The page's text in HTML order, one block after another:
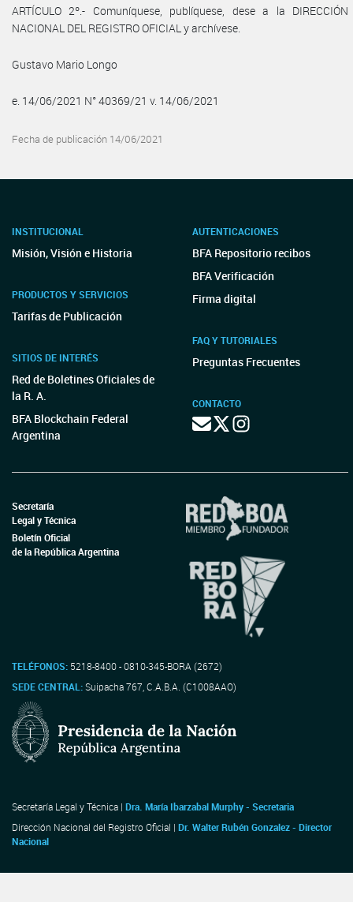
ARTÍCULO 2º.- Comuníquese, publíquese, dese a la DIRECCIÓN
NACIONAL DEL REGISTRO OFICIAL y archívese.
Gustavo Mario Longo
e. 14/06/2021 N° 40369/21 v. 14/06/2021
Fecha de publicación 14/06/2021
INSTITUCIONAL
Misión, Visión e Historia
PRODUCTOS Y SERVICIOS
Tarifas de Publicación
SITIOS DE INTERÉS
Red de Boletines Oficiales de
la R. A.
BFA Blockchain Federal
Argentina
AUTENTICACIONES
BFA Repositorio recibos
BFA Verificación
Firma digital
FAQ Y TUTORIALES
Preguntas Frecuentes
CONTACTO
Secretaría
Legal y Técnica
Boletín Oficial
de la República Argentina
TELÉFONOS: 5218-8400 - 0810-345-BORA (2672)
SEDE CENTRAL:Suipacha 767, C.A.B.A. (C1008AAO)
Secretaría Legal y Técnica | Dra. María Ibarzabal Murphy - Secretaria
Dirección Nacional del Registro Oficial | Dr. Walter Rubén Gonzalez - Director
Nacional